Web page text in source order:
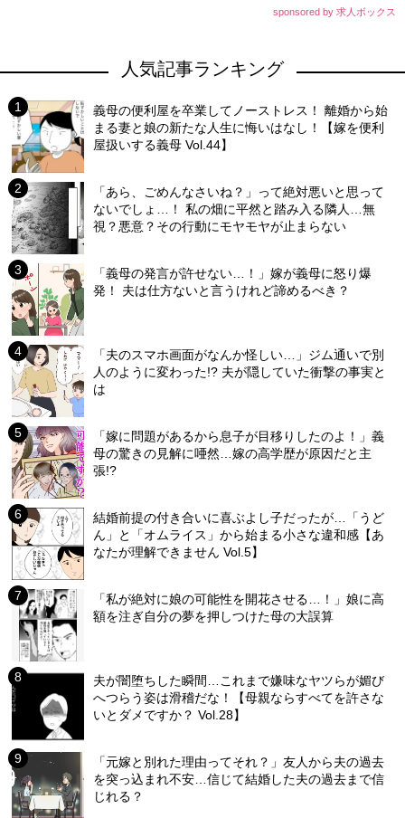
sponsored by 求人ボックス
人気記事ランキング
義母の便利屋を卒業してノーストレス！ 離婚から始
まる妻と娘の新たな人生に悔いはなし！【嫁を便利
屋扱いする義母 Vol.44】
「あら、ごめんなさいね？」って絶対悪いと思って
ないでしょ…！ 私の畑に平然と踏み入る隣人…無
視？悪意？その行動にモヤモヤが止まらない
「義母の発言が許せない…！」嫁が義母に怒り爆
発！ 夫は仕方ないと言うけれど諦めるべき？
「夫のスマホ画面がなんか怪しい…」ジム通いで別
人のように変わった!? 夫が隠していた衝撃の事実と
は
「嫁に問題があるから息子が目移りしたのよ！」義
母の驚きの見解に唖然…嫁の高学歴が原因だと主
張!?
結婚前提の付き合いに喜ぶよし子だったが…「うど
ん」と「オムライス」から始まる小さな違和感【あ
なたが理解できません Vol.5】
「私が絶対に娘の可能性を開花させる…！」娘に高
額を注ぎ自分の夢を押しつけた母の大誤算
夫が闇堕ちした瞬間…これまで嫌味なヤツらが媚び
へつらう姿は滑稽だな！【母親ならすべてを許さな
いとダメですか？ Vol.28】
「元嫁と別れた理由ってそれ？」友人から夫の過去
を突っ込まれ不安…信じて結婚した夫の過去まで信
じれる？